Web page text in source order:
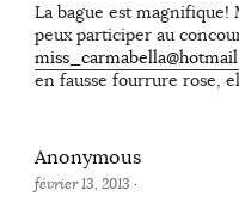
La bague est magnifique!
peux participer au
en fausse fourrure rose,
Anonymous
février 13, 2013 ·